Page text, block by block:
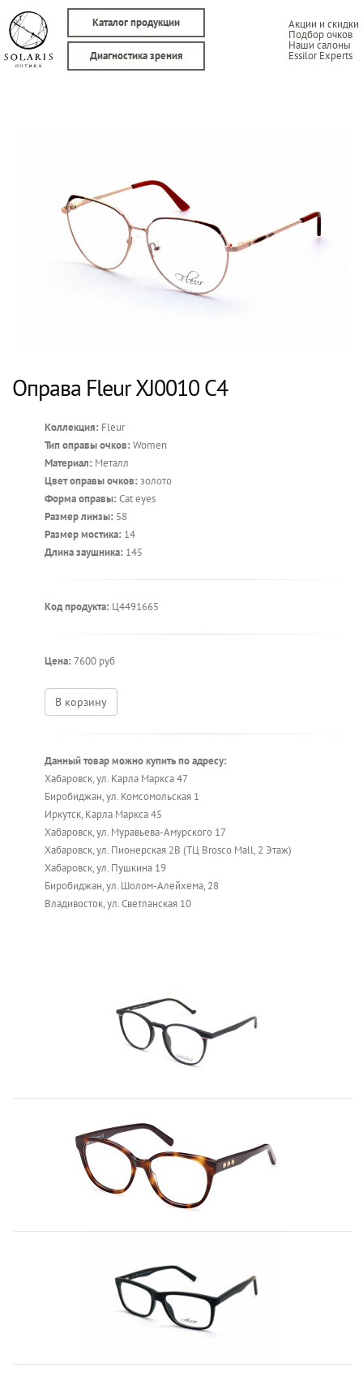
Каталог продукции Акции и скидки
Подбор очков
Наши салоны
Essilor Experts
Диагностика зрения
Оправа Fleur XJ0010 C4
Коллекция: Fleur
Тип оправы очков: Women
Материал: Металл
Цвет оправы очков: золото
Форма оправы: Cat eyes
Размер линзы: 58
Размер мостика: 14
Длина заушника: 145
Код продукта: Ц4491665
Цена: 7600 руб
В корзину
Данный товар можно купить по адресу:
Хабаровск, ул. Карла Маркса 47
Биробиджан, ул. Комсомольская 1
Иркутск, Карла Маркса 45
Хабаровск, ул. Муравьева-Амурского 17
Хабаровск, ул. Пионерская 2В (ТЦ Brosco Mall, 2 Этаж)
Хабаровск, ул. Пушкина 19
Биробиджан, ул. Шолом-Алейхема, 28
Владивосток, ул. Светланская 10